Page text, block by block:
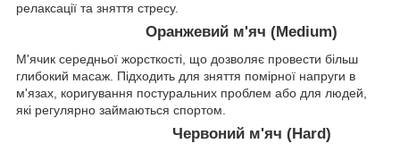
релаксації та зняття стресу.
Оранжевий м'яч (Medium)
М'ячик середньої жорсткості, що дозволяє провести більш
глибокий масаж. Підходить для зняття помірної напруги в
м'язах, коригування постуральних проблем або для людей,
які регулярно займаються спортом.
Червоний м'яч (Hard)